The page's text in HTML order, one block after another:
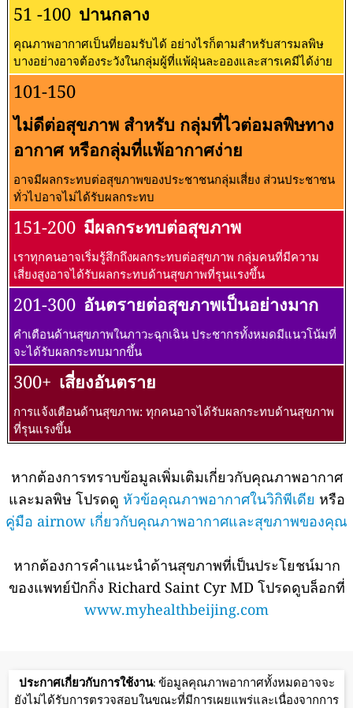
51 -100 ปานกลาง
คุณภาพอากาศเป็นที่ยอมรับได้ อย่างไรก็ตามสำหรับสารมลพิษ
บางอย่างอาจต้องระวังในกลุ่มผู้ที่แพ้ฝุ่นละอองและสารเคมีได้ง่าย
101-150
ไม่ดีต่อสุขภาพ สำหรับ กลุ่มที่ไวต่อมลพิษทาง
อากาศ หรือกลุ่มที่แพ้อากาศง่าย
อาจมีผลกระทบต่อสุขภาพของประชาชนกลุ่มเสี่ยง ส่วนประชาชน
ทั่วไปอาจไม่ได้รับผลกระทบ
151-200 มีผลกระทบต่อสุขภาพ
เราทุกคนอาจเริ่มรู้สึกถึงผลกระทบต่อสุขภาพ กลุ่มคนที่มีความ
เสี่ยงสูงอาจได้รับผลกระทบด้านสุขภาพที่รุนแรงขึ้น
201-300 อันตรายต่อสุขภาพเป็นอย่างมาก
คำเตือนด้านสุขภาพในภาวะฉุกเฉิน ประชากรทั้งหมดมีแนวโน้มที่
จะได้รับผลกระทบมากขึ้น
300+ เสี่ยงอันตราย
การแจ้งเตือนด้านสุขภาพ: ทุกคนอาจได้รับผลกระทบด้านสุขภาพ
ที่รุนแรงขึ้น
หากต้องการทราบข้อมูลเพิ่มเติมเกี่ยวกับคุณภาพอากาศ
และมลพิษ โปรดดู หัวข้อคุณภาพอากาศในวิกิพีเดีย หรือ
คู่มือ airnow เกี่ยวกับคุณภาพอากาศและสุขภาพของคุณ
หากต้องการคำแนะนำด้านสุขภาพที่เป็นประโยชน์มาก
ของแพทย์ปักกิ่ง Richard Saint Cyr MD โปรดดูบล็อกที่
www.myhealthbeijing.com
ประกาศเกี่ยวกับการใช้งาน: ข้อมูลคุณภาพอากาศทั้งหมดอาจจะ
ยังไม่ได้รับการตรวจสอบในขณะที่มีการเผยแพร่และเนื่องจากการ